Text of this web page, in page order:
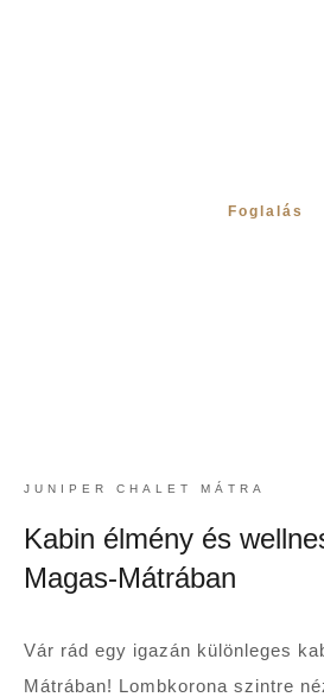
Foglalás
JUNIPER CHALET MÁTRA
Kabin élmény és
Magas-Mátrában
Vár rád egy igazán különleges
Mátrában! Lombkorona szintre